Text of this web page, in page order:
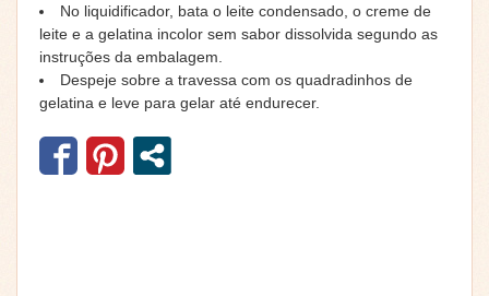
No liquidificador, bata o leite condensado, o creme de
leite e a gelatina incolor sem sabor dissolvida segundo as
instruções da embalagem.
Despeje sobre a travessa com os quadradinhos de
gelatina e leve para gelar até endurecer.